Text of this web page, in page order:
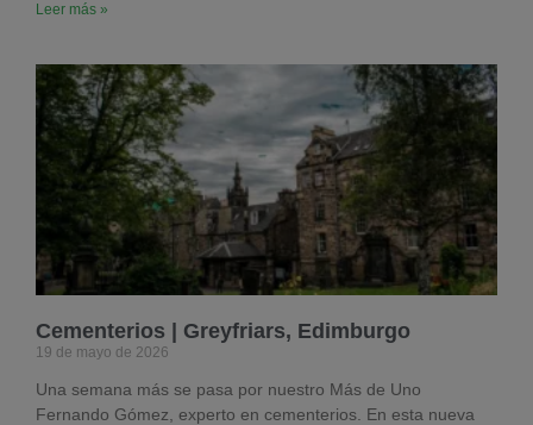
Leer más »
Cementerios | Greyfriars, Edimburgo
19 de mayo de 2026
Una semana más se pasa por nuestro Más de Uno
Fernando Gómez, experto en cementerios. En esta nueva